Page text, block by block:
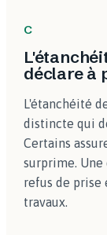
C
déclare à
L'étanchéité
distincte qui
Certains
surprime.
refus de prise
travaux.